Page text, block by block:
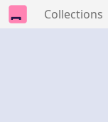
Collections